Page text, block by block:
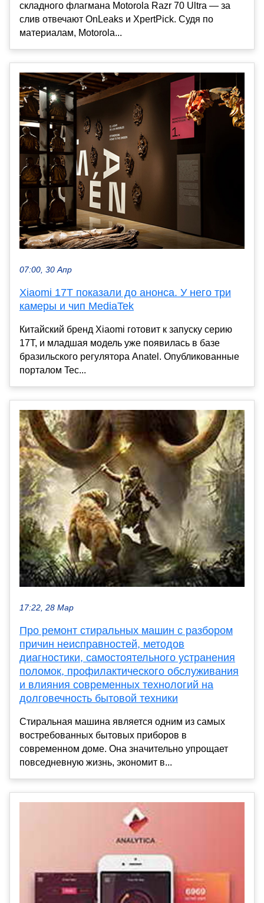
складного флагмана Motorola Razr 70 Ultra — за
слив отвечают OnLeaks и XpertPick. Судя по
материалам, Motorola...
07:00, 30 Апр
Xiaomi 17T показали до анонса. У него три
камеры и чип MediaTek
Китайский бренд Xiaomi готовит к запуску серию
17T, и младшая модель уже появилась в базе
бразильского регулятора Anatel. Опубликованные
порталом Tec...
17:22, 28 Мар
Про ремонт стиральных машин с разбором
причин неисправностей, методов
диагностики, самостоятельного устранения
поломок, профилактического обслуживания
и влияния современных технологий на
долговечность бытовой техники
Стиральная машина является одним из самых
востребованных бытовых приборов в
современном доме. Она значительно упрощает
повседневную жизнь, экономит в...